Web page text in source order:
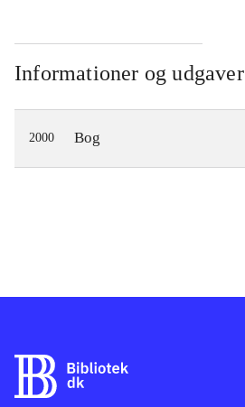
Informationer og udgaver
2000 Bog